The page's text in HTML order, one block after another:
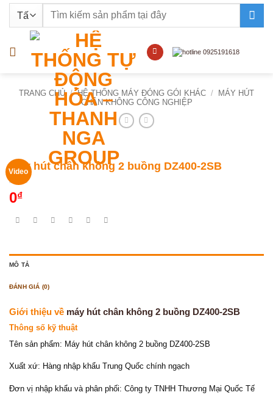
nội
Tìm
TRANG CHỦ / HỆ THỐNG MÁY ĐÓNG GÓI KHÁC /
MÁY HÚT
CHÂN KHÔNG CÔNG NGHIỆP
Video
Máy hút chân không 2 buồng DZ400-2SB
0₫
MÔ TẢ
ĐÁNH GIÁ (0)
Giới thiệu về máy hút chân không 2 buồng DZ400-2SB
Thông số kỹ thuật
Tên sản phẩm: Máy hút chân không 2 buồng DZ400-2SB
Xuất xứ: Hàng nhập khẩu Trung Quốc chính ngạch
Đơn vị nhập khẩu và phân phối: Công ty TNHH Thương Mại Quốc Tế